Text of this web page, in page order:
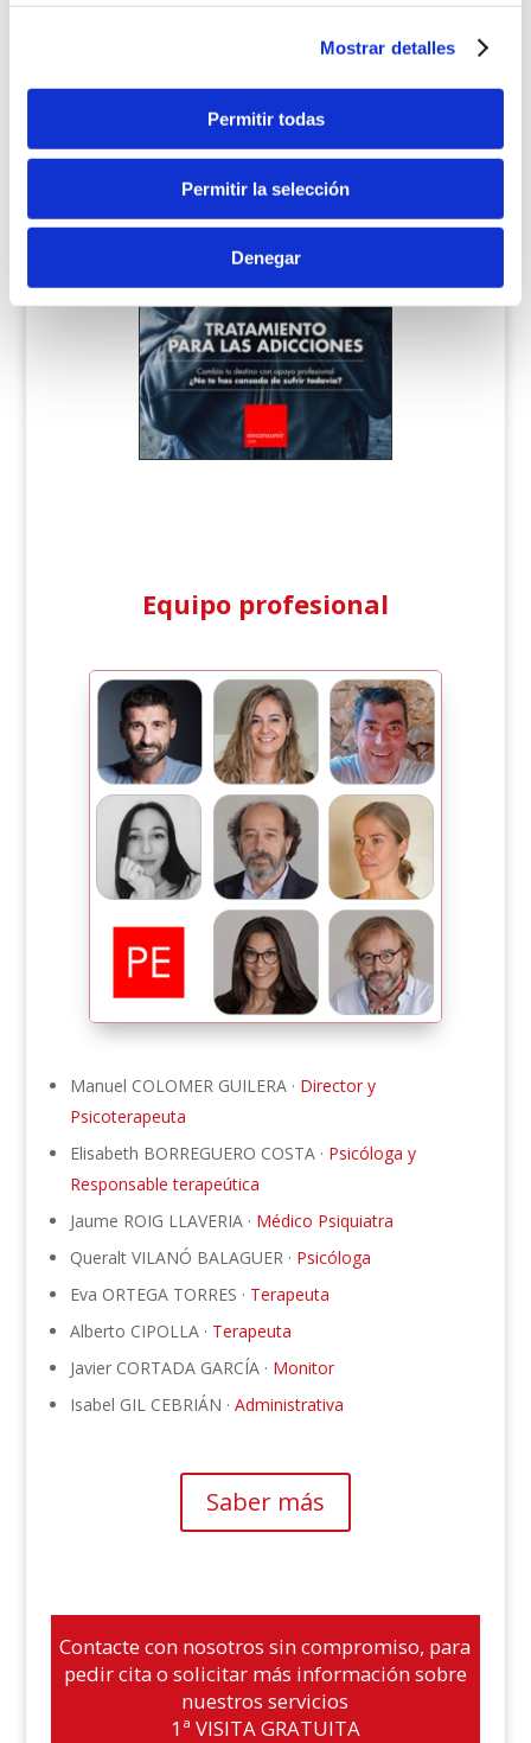
Mostrar detalles
Permitir todas
Permitir la selección
Denegar
Programa de Adicciones a Sustancias
Equipo profesional
Manuel COLOMER GUILERA · Director y
Psicoterapeuta
Elisabeth BORREGUERO COSTA · Psicóloga y
Responsable terapeútica
Jaume ROIG LLAVERIA · Médico Psiquiatra
Queralt VILANÓ BALAGUER · Psicóloga
Eva ORTEGA TORRES · Terapeuta
Alberto CIPOLLA · Terapeuta
Javier CORTADA GARCÍA · Monitor
Isabel GIL CEBRIÁN · Administrativa
Saber más
Contacte con nosotros sin compromiso, para
pedir cita o solicitar más información sobre
nuestros servicios
1ª VISITA GRATUITA